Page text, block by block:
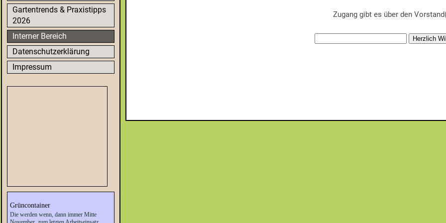
Gartentrends & Praxistipps
2026
Interner Bereich
Datenschutzerklärung
Impressum
Grüncontainer
Die werden wenn, dann immer Mitte
Zugang gibt es über den